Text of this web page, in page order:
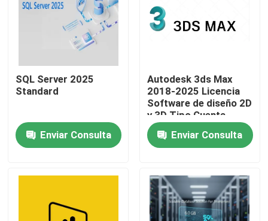
Productos
Los vídeos
Sobre nosotros
SQL Server 2025
Standard
Enviar Consulta
Autodesk 3ds Max
2018-2025 Licencia
Software de diseño 2D
y 3D Tipo Cuenta
vinculante de
asociación 1 año de
validez
Enviar Consulta